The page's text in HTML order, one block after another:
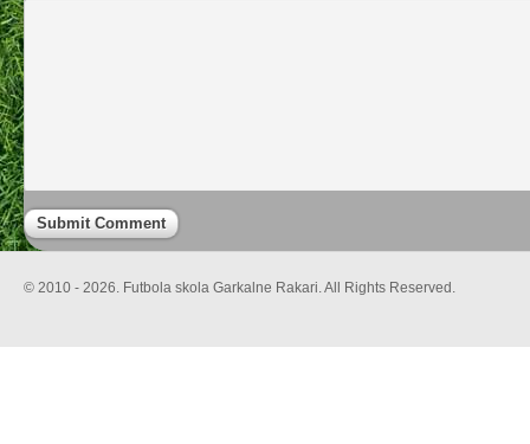
© 2010 - 2026. Futbola skola Garkalne Rakari. All Rights Reserved.